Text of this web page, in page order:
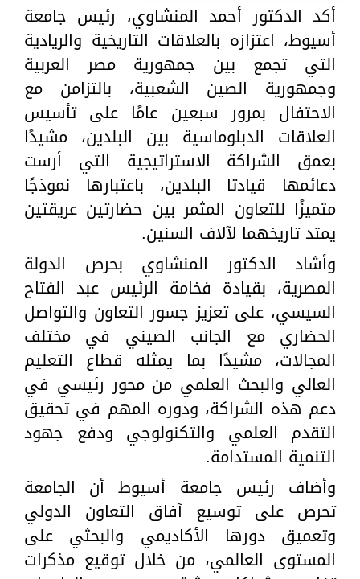
أكد الدكتور أحمد المنشاوي، رئيس جامعة
أسيوط، اعتزازه بالعلاقات التاريخية والريادية
التي تجمع بين جمهورية مصر العربية
وجمهورية الصين الشعبية، بالتزامن مع
الاحتفال بمرور سبعين عامًا على تأسيس
العلاقات الدبلوماسية بين البلدين، مشيدًا
بعمق الشراكة الاستراتيجية التي أرست
دعائمها قيادتا البلدين، باعتبارها نموذجًا
متميزًا للتعاون المثمر بين حضارتين عريقتين
يمتد تاريخهما لآلاف السنين.
وأشاد الدكتور المنشاوي بحرص الدولة
المصرية، بقيادة فخامة الرئيس عبد الفتاح
السيسي، على تعزيز جسور التعاون والتواصل
الحضاري مع الجانب الصيني في مختلف
المجالات، مشيدًا بما يمثله قطاع التعليم
العالي والبحث العلمي من محور رئيسي في
دعم هذه الشراكة، ودوره المهم في تحقيق
التقدم العلمي والتكنولوجي ودفع جهود
التنمية المستدامة.
وأضاف رئيس جامعة أسيوط أن الجامعة
تحرص على توسيع آفاق التعاون الدولي
وتعميق دورها الأكاديمي والبحثي على
المستوى العالمي، من خلال توقيع مذكرات